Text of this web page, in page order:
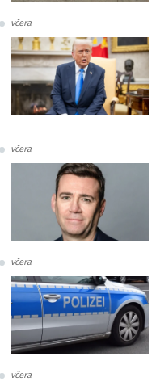
včera
včera
včera
včera